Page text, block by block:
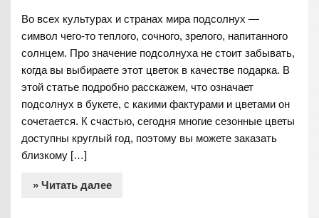
Во всех культурах и странах мира подсолнух —
символ чего-то теплого, сочного, зрелого, напитанного
солнцем. Про значение подсолнуха не стоит забывать,
когда вы выбираете этот цветок в качестве подарка. В
этой статье подробно расскажем, что означает
подсолнух в букете, с какими фактурами и цветами он
сочетается. К счастью, сегодня многие сезонные цветы
доступны круглый год, поэтому вы можете заказать
близкому […]
» Читать далее